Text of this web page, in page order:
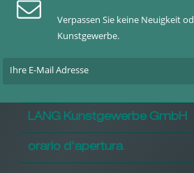
Verpassen Sie keine Neuigkeit
Kunstgewerbe.
LANG Kunstgewerbe GmbH
orario d'apertura